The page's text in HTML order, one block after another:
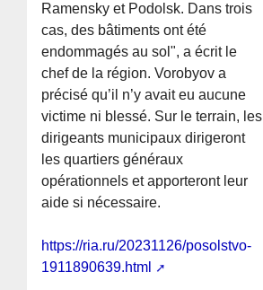
Ramensky et Podolsk. Dans trois
cas, des bâtiments ont été
endommagés au sol", a écrit le
chef de la région. Vorobyov a
précisé qu’il n’y avait eu aucune
victime ni blessé. Sur le terrain, les
dirigeants municipaux dirigeront
les quartiers généraux
opérationnels et apporteront leur
aide si nécessaire.
https://ria.ru/20231126/posolstvo-
1911890639.html